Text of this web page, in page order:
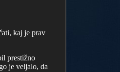
kaj je prav
prestižno
je veljalo, da